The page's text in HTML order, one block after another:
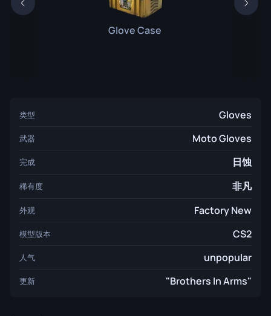
Glove Case
类型 Gloves
武器 Moto Gloves
完成 日蚀
稀有度 非凡
外观 Factory New
模型版本 CS2
人气 unpopular
更新 "Brothers In Arms"